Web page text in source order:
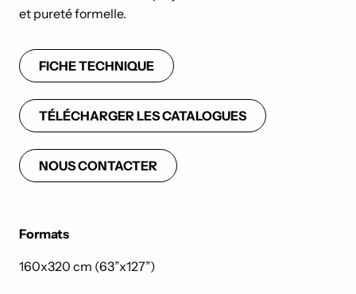
et pureté formelle.
FICHE TECHNIQUE
TÉLÉCHARGER LES CATALOGUES
NOUS CONTACTER
Formats
160x320 cm (63”x127”)